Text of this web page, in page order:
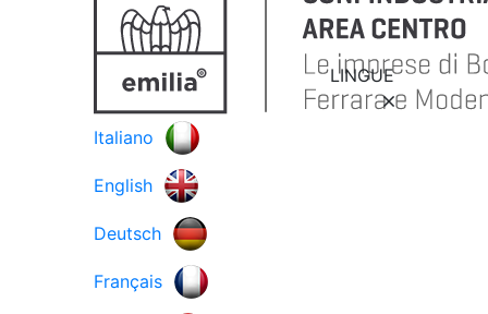
LINGUE
Italiano
English
Deutsch
Français